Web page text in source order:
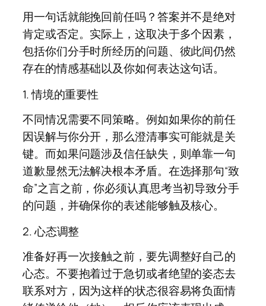
用一句话就能挽回前任吗？答案并不是绝对
肯定或否定。实际上，这取决于多个因素，
包括你们分手时所经历的问题、彼此间仍然
存在的情感基础以及你如何表达这句话。
1. 情境的重要性
不同情况需要不同策略。例如如果你的前任
因误解与你分开，那么澄清事实可能就是关
键。而如果问题涉及信任缺失，则单靠一句
道歉显然无法解决根本矛盾。在选择那句“致
命”之言之前，你必须认真思考当初导致分手
的问题，并确保你的表述能够触及核心。
2. 心态调整
准备好再一次接触之前，要先调整好自己的
心态。不要抱着过于急切或者绝望的姿态去
联系对方，因为这样的状态很容易将负面情